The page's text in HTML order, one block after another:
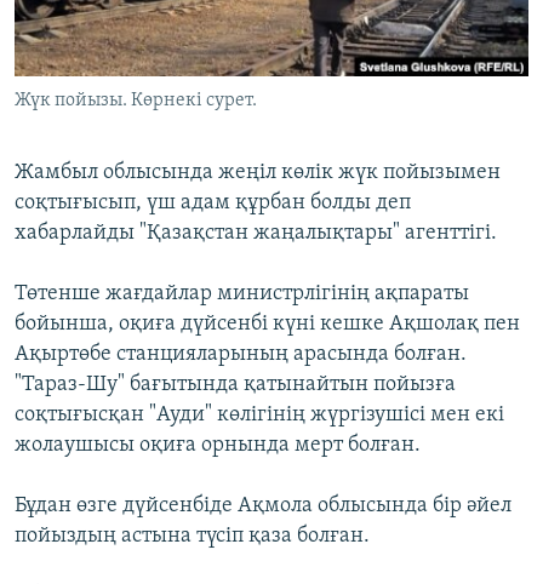
ЖАЗЫЛЫҢЫЗ
Жүк пойызы. Көрнекі сурет.
Жамбыл облысында жеңіл көлік жүк пойызымен
соқтығысып, үш адам құрбан болды деп
хабарлайды "Қазақстан жаңалықтары" агенттігі.
Төтенше жағдайлар министрлігінің ақпараты
бойынша, оқиға дүйсенбі күні кешке Ақшолақ пен
Ақыртөбе станцияларының арасында болған.
"Тараз-Шу" бағытында қатынайтын пойызға
соқтығысқан "Ауди" көлігінің жүргізушісі мен екі
жолаушысы оқиға орнында мерт болған.
Бұдан өзге дүйсенбіде Ақмола облысында бір әйел
пойыздың астына түсіп қаза болған.